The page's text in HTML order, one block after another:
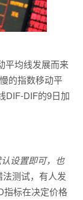
平均线发展而来
的指数移动平
DIF-DIF的9日加
设置即可，也
测试，有人发
指标在决定价格